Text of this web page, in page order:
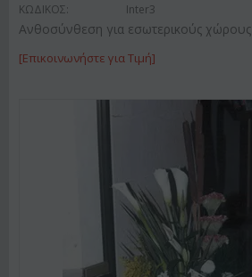
ΚΩΔΙΚΟΣ: Inter3
Ανθοσύνθεση για εσωτερικούς χώρους
[Επικοινωνήστε για Τιμή]